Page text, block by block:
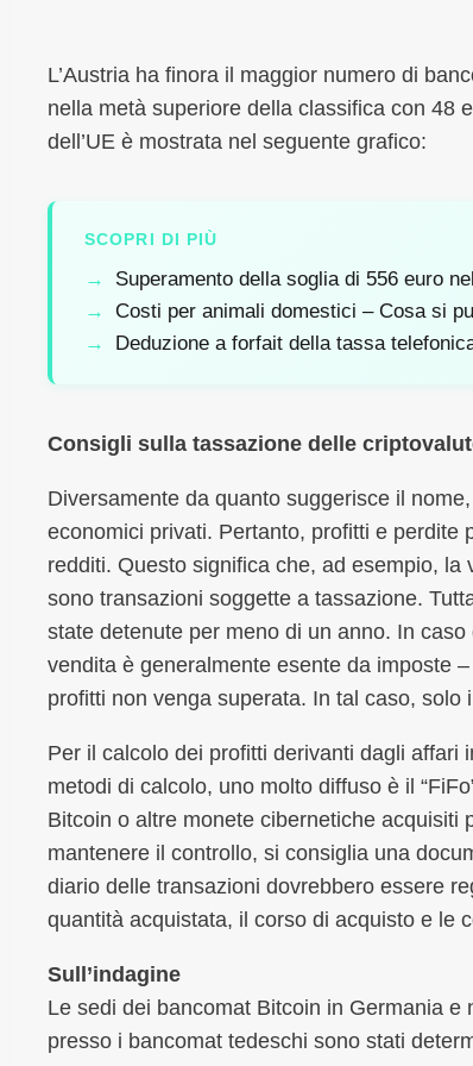
L’Austria ha finora il maggior numero di
nella metà superiore della classifica con 48
dell’UE è mostrata nel seguente grafico:
SCOPRI DI PIÙ
Superamento della soglia di 556 euro
Costi per animali domestici – Cosa si
Deduzione a forfait della tassa
Consigli sulla tassazione delle
Diversamente da quanto suggerisce il
economici privati. Pertanto, profitti e perdite
redditi. Questo significa che, ad esempio,
sono transazioni soggette a tassazione.
state detenute per meno di un anno. In
vendita è generalmente esente da imposte
profitti non venga superata. In tal caso,
Per il calcolo dei profitti derivanti dagli affari
metodi di calcolo, uno molto diffuso è il
Bitcoin o altre monete cibernetiche
mantenere il controllo, si consiglia una
diario delle transazioni dovrebbero essere
quantità acquistata, il corso di acquisto e le
Sull’indagine
Le sedi dei bancomat Bitcoin in Germania e
presso i bancomat tedeschi sono stati